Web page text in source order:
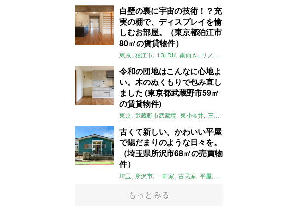
白壁の裏に宇宙の技術！？充
実の棚で、ディスプレイを愉
しむお部屋。（東京都狛江市
80㎡の賃貸物件）
東京 狛江市 1SLDK 南向き リノベ
令和の団地はこんなに心地よ
い。木のぬくもりで包み直し
ました (東京都武蔵野市59㎡
の賃貸物件)
東京 武蔵野市武蔵境 東小金井 三鷹
古くて新しい、かわいい平屋
で陽だまりのような日々を。
（埼玉県所沢市68㎡の売買物
件）
埼玉 所沢市 一軒家 古民家 平屋 庭
もっとみる